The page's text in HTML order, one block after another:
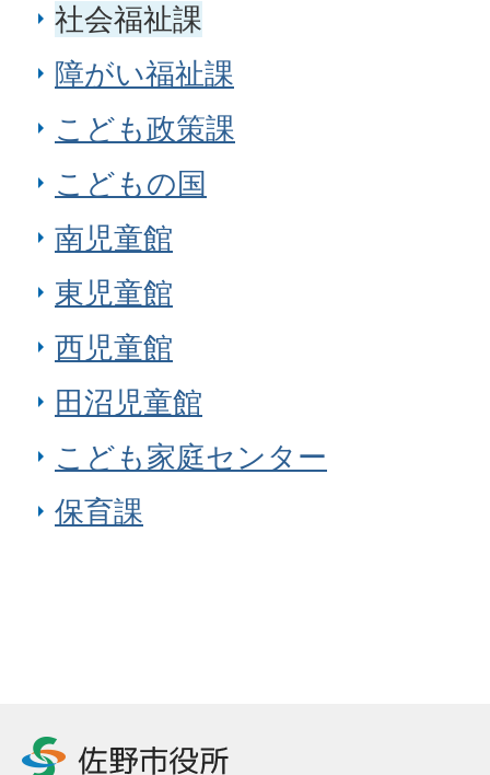
社会福祉課
障がい福祉課
こども政策課
こどもの国
南児童館
東児童館
西児童館
田沼児童館
こども家庭センター
保育課